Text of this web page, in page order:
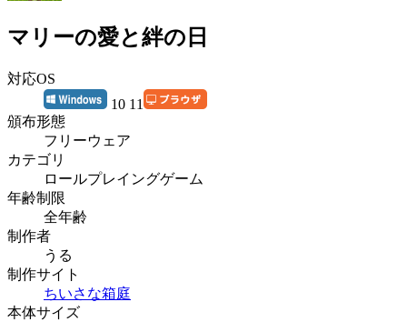
マリーの愛と絆の日
対応OS
10 11
頒布形態
フリーウェア
カテゴリ
ロールプレイングゲーム
年齢制限
全年齢
制作者
うる
制作サイト
ちいさな箱庭
本体サイズ